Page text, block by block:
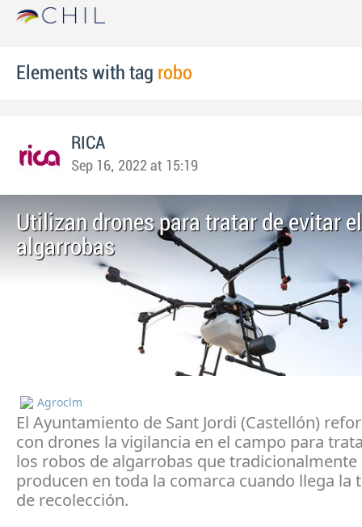
Elements with tag robo
RICA
Sep 16, 2022 at 15:19
Utilizan drones para tratar de evitar
algarrobas
Agroclm
El Ayuntamiento de Sant Jordi (Castellón)
con drones la vigilancia en el campo para
los robos de algarrobas que tradicionalmente
producen en toda la comarca cuando llega la
de recolección.